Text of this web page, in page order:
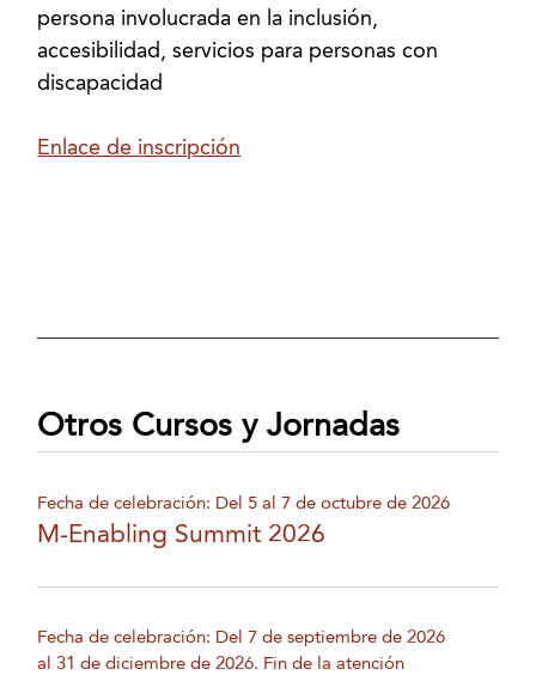
persona involucrada en la inclusión,
accesibilidad, servicios para personas con
discapacidad
Enlace de inscripción
Otros Cursos y Jornadas
Fecha de celebración: Del 5 al 7 de octubre de 2026
M-Enabling Summit 2026
Fecha de celebración: Del 7 de septiembre de 2026
al 31 de diciembre de 2026. Fin de la atención